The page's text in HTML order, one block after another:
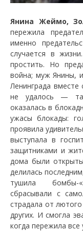
Янина Жеймо,
пережила
именно
случается в
простить. Но
война; муж Янины,
Ленинграда
не удалось —
оказалась в
ужасы блокады:
проявила
выступала в
защитниками и
дома были
делилась
тушила бомбы-
сбрасывали с
страдала от
других. И смогла
когда пережила